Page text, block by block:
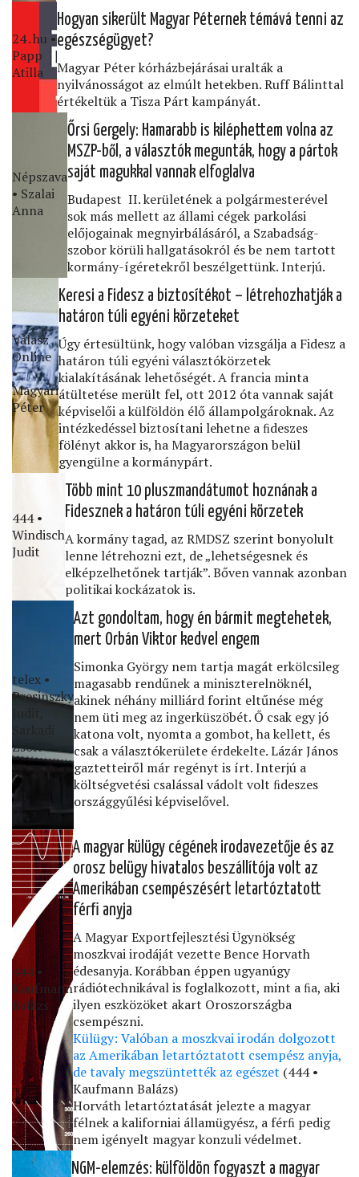
24․hu •
Papp
Atilla
Hogyan sikerült Magyar Péternek témává tenni az
egészségügyet?
Magyar Péter kórházbejárásai uralták a
nyilvánosságot az elmúlt hetekben. Ruff Bálinttal
értékeltük a Tisza Párt kampányát.
Népszava
• Szalai
Anna
Őrsi Gergely: Hamarabb is kiléphettem volna az
MSZP-ből, a választók megunták, hogy a pártok
saját magukkal vannak elfoglalva
Budapest II. kerületének a polgármesterével
sok más mellett az állami cégek parkolási
előjogainak megnyirbálásáról, a Szabadság-
szobor körüli hallgatásokról és be nem tartott
kormány-ígéretekről beszélgettünk. Interjú.
Válasz
Online
•
Magyari
Péter
Keresi a Fidesz a biztosítékot – létrehozhatják a
határon túli egyéni körzeteket
Úgy értesültünk, hogy valóban vizsgálja a Fidesz a
határon túli egyéni választókörzetek
kialakításának lehetőségét. A francia minta
átültetése merült fel, ott 2012 óta vannak saját
képviselői a külföldön élő állampolgároknak. Az
intézkedéssel biztosítani lehetne a ﬁdeszes
fölényt akkor is, ha Magyarországon belül
gyengülne a kormánypárt.
444 •
Windisch
Judit
Több mint 10 pluszmandátumot hoznának a
Fidesznek a határon túli egyéni körzetek
A kormány tagad, az RMDSZ szerint bonyolult
lenne létrehozni ezt, de „lehetségesnek és
elképzelhetőnek tartják”. Bőven vannak azonban
politikai kockázatok is.
telex •
Presinszky
Zsolt
Azt gondoltam, hogy én bármit megtehetek,
mert Orbán Viktor kedvel engem
Simonka György nem tartja magát erkölcsileg
magasabb rendűnek a miniszterelnöknél,
akinek néhány milliárd forint eltűnése még
nem üti meg az ingerküszöbét. Ő csak egy jó
katona volt, nyomta a gombot, ha kellett, és
csak a választókerülete érdekelte. Lázár János
gaztetteiről már regényt is írt. Interjú a
költségvetési csalással vádolt volt ﬁdeszes
országgyűlési képviselővel.
444 •
Kaufmann
Balázs
A magyar külügy cégének irodavezetője és az
orosz belügy hivatalos beszállítója volt az
Amerikában csempészésért letartóztatott
férﬁ anyja
A Magyar Exportfejlesztési Ügynökség
moszkvai irodáját vezette Bence Horvath
édesanyja. Korábban éppen ugyanúgy
rádiótechnikával is foglalkozott, mint a ﬁa, aki
ilyen eszközöket akart Oroszországba
csempészni.
Külügy: Valóban a moszkvai irodán dolgozott
az Amerikában letartóztatott csempész anyja,
de tavaly megszüntették az egészet (444 •
Kaufmann Balázs)
Horváth letartóztatását jelezte a magyar
félnek a kaliforniai államügyész, a férﬁ pedig
nem igényelt magyar konzuli védelmet.
NGM-elemzés: külföldön fogyaszt a magyar